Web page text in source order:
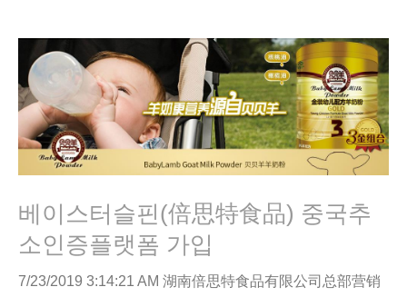
베이스터슬핀(倍思特食品) 중국추
소인증플랫폼 가입
7/23/2019 3:14:21 AM 湖南倍思特食品有限公司总部营销